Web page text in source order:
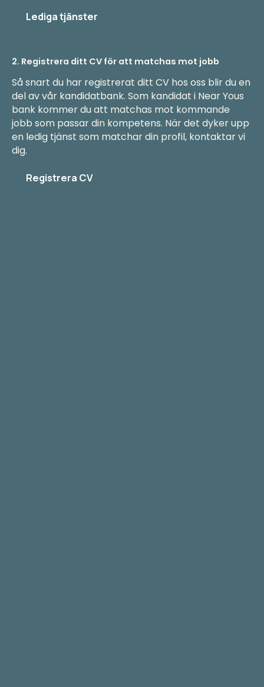
Lediga tjänster
2. Registrera ditt CV för att matchas mot jobb
Så snart du har registrerat ditt CV hos oss blir du en
del av vår kandidatbank. Som kandidat i Near Yous
bank kommer du att matchas mot kommande
jobb som passar din kompetens. När det dyker upp
en ledig tjänst som matchar din profil, kontaktar vi
dig.
Registrera CV